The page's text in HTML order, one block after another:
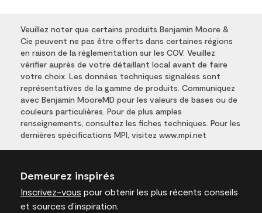
Veuillez noter que certains produits Benjamin Moore &
Cie peuvent ne pas être offerts dans certaines régions
en raison de la réglementation sur les COV. Veuillez
vérifier auprès de votre détaillant local avant de faire
votre choix. Les données techniques signalées sont
représentatives de la gamme de produits. Communiquez
avec Benjamin MooreMD pour les valeurs de bases ou de
couleurs particulières. Pour de plus amples
renseignements, consultez les fiches techniques. Pour les
dernières spécifications MPI, visitez www.mpi.net
Demeurez inspirés
Inscrivez-vous pour obtenir les plus récents conseils
et sources d’inspiration.